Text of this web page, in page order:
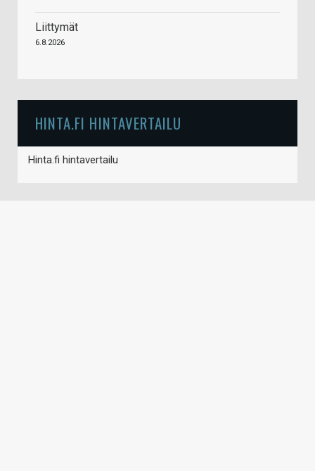
Liittymät
6.8.2026
HINTA.FI HINTAVERTAILU
Hinta.fi hintavertailu